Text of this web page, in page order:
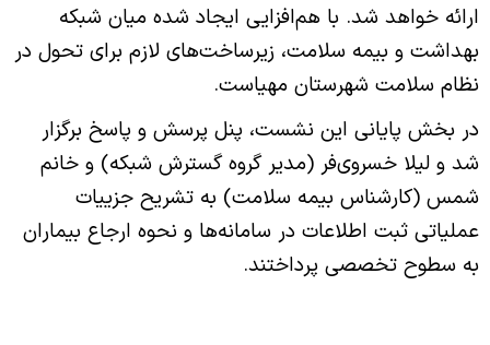
ارائه خواهد شد. با هم‌افزایی ایجاد شده میان شبکه
بهداشت و بیمه سلامت، زیرساخت‌های لازم برای تحول در
نظام سلامت شهرستان مهیاست.
در بخش پایانی این نشست، پنل پرسش و پاسخ برگزار
شد و لیلا خسروی‌فر (مدیر گروه گسترش شبکه) و خانم
شمس (کارشناس بیمه سلامت) به تشریح جزییات
عملیاتی ثبت اطلاعات در سامانه‌ها و نحوه ارجاع بیماران
به سطوح تخصصی پرداختند.